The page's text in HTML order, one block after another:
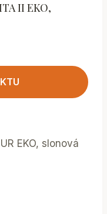
II EKO,